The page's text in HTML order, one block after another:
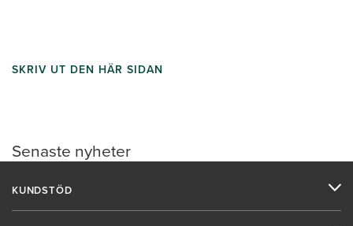
Senaste nyheter
SKRIV UT DEN HÄR SIDAN
KUNDSTÖD